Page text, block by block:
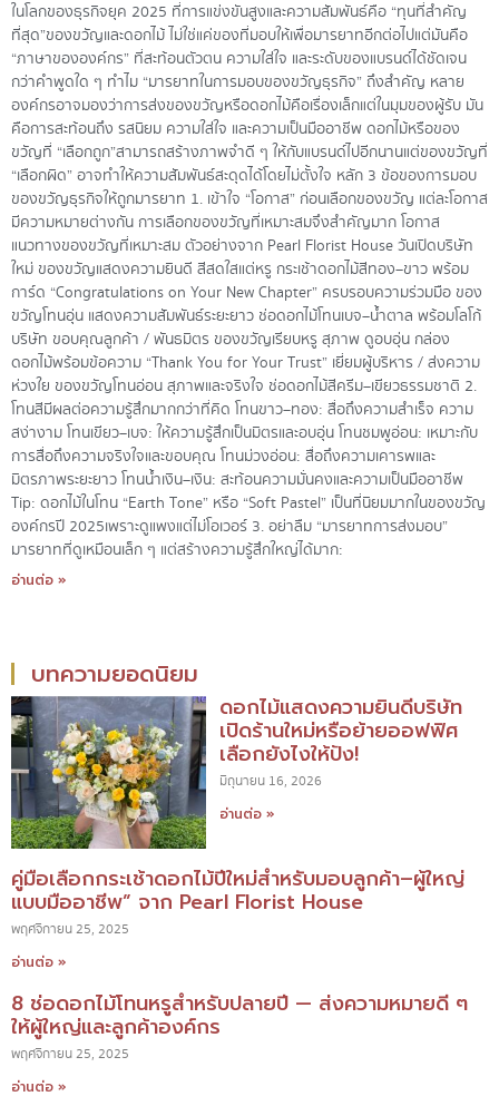
ในโลกของธุรกิจยุค 2025 ที่การแข่งขันสูงและความสัมพันธ์คือ “ทุนที่สำคัญ
ที่สุด”ของขวัญและดอกไม้ ไม่ใช่แค่ของที่มอบให้เพื่อมารยาทอีกต่อไปแต่มันคือ
“ภาษาขององค์กร” ที่สะท้อนตัวตน ความใส่ใจ และระดับของแบรนด์ได้ชัดเจน
กว่าคำพูดใด ๆ ทำไม “มารยาทในการมอบของขวัญธุรกิจ” ถึงสำคัญ หลาย
องค์กรอาจมองว่าการส่งของขวัญหรือดอกไม้คือเรื่องเล็กแต่ในมุมของผู้รับ มัน
คือการสะท้อนถึง รสนิยม ความใส่ใจ และความเป็นมืออาชีพ ดอกไม้หรือของ
ขวัญที่ “เลือกถูก”สามารถสร้างภาพจำดี ๆ ให้กับแบรนด์ไปอีกนานแต่ของขวัญที่
“เลือกผิด” อาจทำให้ความสัมพันธ์สะดุดได้โดยไม่ตั้งใจ หลัก 3 ข้อของการมอบ
ของขวัญธุรกิจให้ถูกมารยาท 1. เข้าใจ “โอกาส” ก่อนเลือกของขวัญ แต่ละโอกาส
มีความหมายต่างกัน การเลือกของขวัญที่เหมาะสมจึงสำคัญมาก โอกาส
แนวทางของขวัญที่เหมาะสม ตัวอย่างจาก Pearl Florist House วันเปิดบริษัท
ใหม่ ของขวัญแสดงความยินดี สีสดใสแต่หรู กระเช้าดอกไม้สีทอง–ขาว พร้อม
การ์ด “Congratulations on Your New Chapter” ครบรอบความร่วมมือ ของ
ขวัญโทนอุ่น แสดงความสัมพันธ์ระยะยาว ช่อดอกไม้โทนเบจ–น้ำตาล พร้อมโลโก้
บริษัท ขอบคุณลูกค้า / พันธมิตร ของขวัญเรียบหรู สุภาพ ดูอบอุ่น กล่อง
ดอกไม้พร้อมข้อความ “Thank You for Your Trust” เยี่ยมผู้บริหาร / ส่งความ
ห่วงใย ของขวัญโทนอ่อน สุภาพและจริงใจ ช่อดอกไม้สีครีม–เขียวธรรมชาติ 2.
โทนสีมีผลต่อความรู้สึกมากกว่าที่คิด โทนขาว–ทอง: สื่อถึงความสำเร็จ ความ
สง่างาม โทนเขียว–เบจ: ให้ความรู้สึกเป็นมิตรและอบอุ่น โทนชมพูอ่อน: เหมาะกับ
การสื่อถึงความจริงใจและขอบคุณ โทนม่วงอ่อน: สื่อถึงความเคารพและ
มิตรภาพระยะยาว โทนน้ำเงิน–เงิน: สะท้อนความมั่นคงและความเป็นมืออาชีพ
Tip: ดอกไม้ในโทน “Earth Tone” หรือ “Soft Pastel” เป็นที่นิยมมากในของขวัญ
องค์กรปี 2025เพราะดูแพงแต่ไม่โอเวอร์ 3. อย่าลืม “มารยาทการส่งมอบ”
มารยาทที่ดูเหมือนเล็ก ๆ แต่สร้างความรู้สึกใหญ่ได้มาก:
อ่านต่อ »
บทความยอดนิยม
ดอกไม้แสดงความยินดีบริษัท
เปิดร้านใหม่หรือย้ายออฟฟิศ
เลือกยังไงให้ปัง!
มิถุนายน 16, 2026
อ่านต่อ »
คู่มือเลือกกระเช้าดอกไม้ปีใหม่สำหรับมอบลูกค้า–ผู้ใหญ่
แบบมืออาชีพ” จาก Pearl Florist House
พฤศจิกายน 25, 2025
อ่านต่อ »
8 ช่อดอกไม้โทนหรูสำหรับปลายปี — ส่งความหมายดี ๆ
ให้ผู้ใหญ่และลูกค้าองค์กร
พฤศจิกายน 25, 2025
อ่านต่อ »